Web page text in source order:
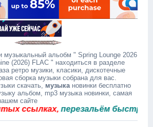
музыкальный альобм " Spring Lounge 2026
(2026) FLAC " находиться в разделе
ретро музики, класики, дискотечные
сборка музыки собрана для вас.
скачать, музыкановинки бесплатно
альбом, mp3 музыка новинки, самая
сайте
перезальём быстро.